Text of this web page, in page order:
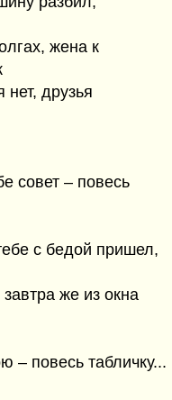
жена к
нет, друзья
совет – повесь
с бедой пришел,
же из окна
– повесь табличку...